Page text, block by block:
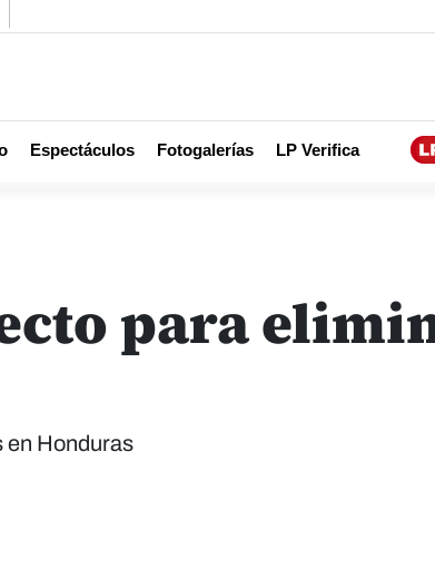
Espectáculos Fotogalerías LP Verifica
para
en Honduras